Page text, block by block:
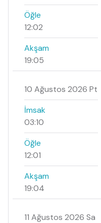
Öğle
12:02
Akşam
19:05
10 Ağustos 2026 Pt
İmsak
03:10
Öğle
12:01
Akşam
19:04
11 Ağustos 2026 Sa